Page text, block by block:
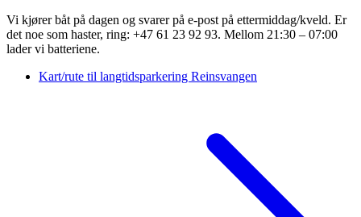
Vi kjører båt på dagen og svarer på e-post på ettermiddag/kveld. Er
det noe som haster, ring: +47 61 23 92 93. Mellom 21:30 – 07:00
lader vi batteriene.
Kart/rute til langtidsparkering Reinsvangen